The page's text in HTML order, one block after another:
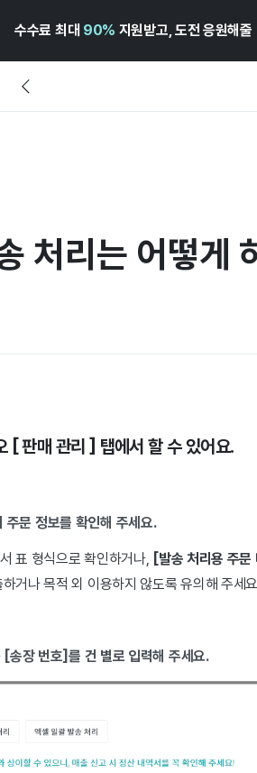
수수료 최대 90% 지원받고, 도전 응원해줄
처리는 어떻게
[ 판매 관리 ] 탭에서 할 수 있어요.
문 정보를 확인해 주세요.
표 형식으로 확인하거나, [발송 처리용 주
거나 목적 외 이용하지 않도록 유의해 주세
[송장 번호]를 건 별로 입력해 주세요.